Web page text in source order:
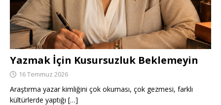
Yazmak İçin Kusursuzluk Beklemeyin
16 Temmuz 2026
Araştırma yazar kimliğini çok okuması, çok gezmesi, farklı
kültürlerde yaptığı […]